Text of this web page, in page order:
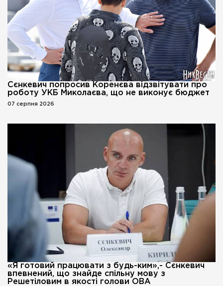
Сєнкевич попросив Коренєва відзвітувати про
роботу УКБ Миколаєва, що не виконує бюджет
07 серпня 2026
«Я готовий працювати з будь-ким»,- Сєнкевич
впевнений, що знайде спільну мову з
Решетіловим в якості голови ОВА